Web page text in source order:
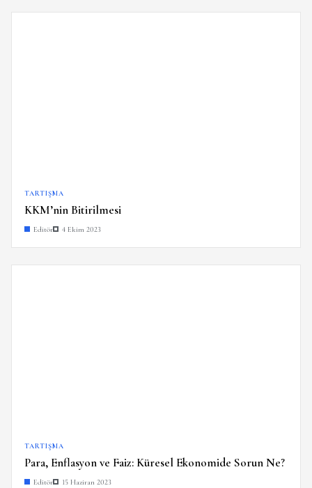
TARTIŞMA
KKM’nin Bitirilmesi
Editör 4 Ekim 2023
TARTIŞMA
Para, Enflasyon ve Faiz: Küresel Ekonomide Sorun Ne?
Editör 15 Haziran 2023